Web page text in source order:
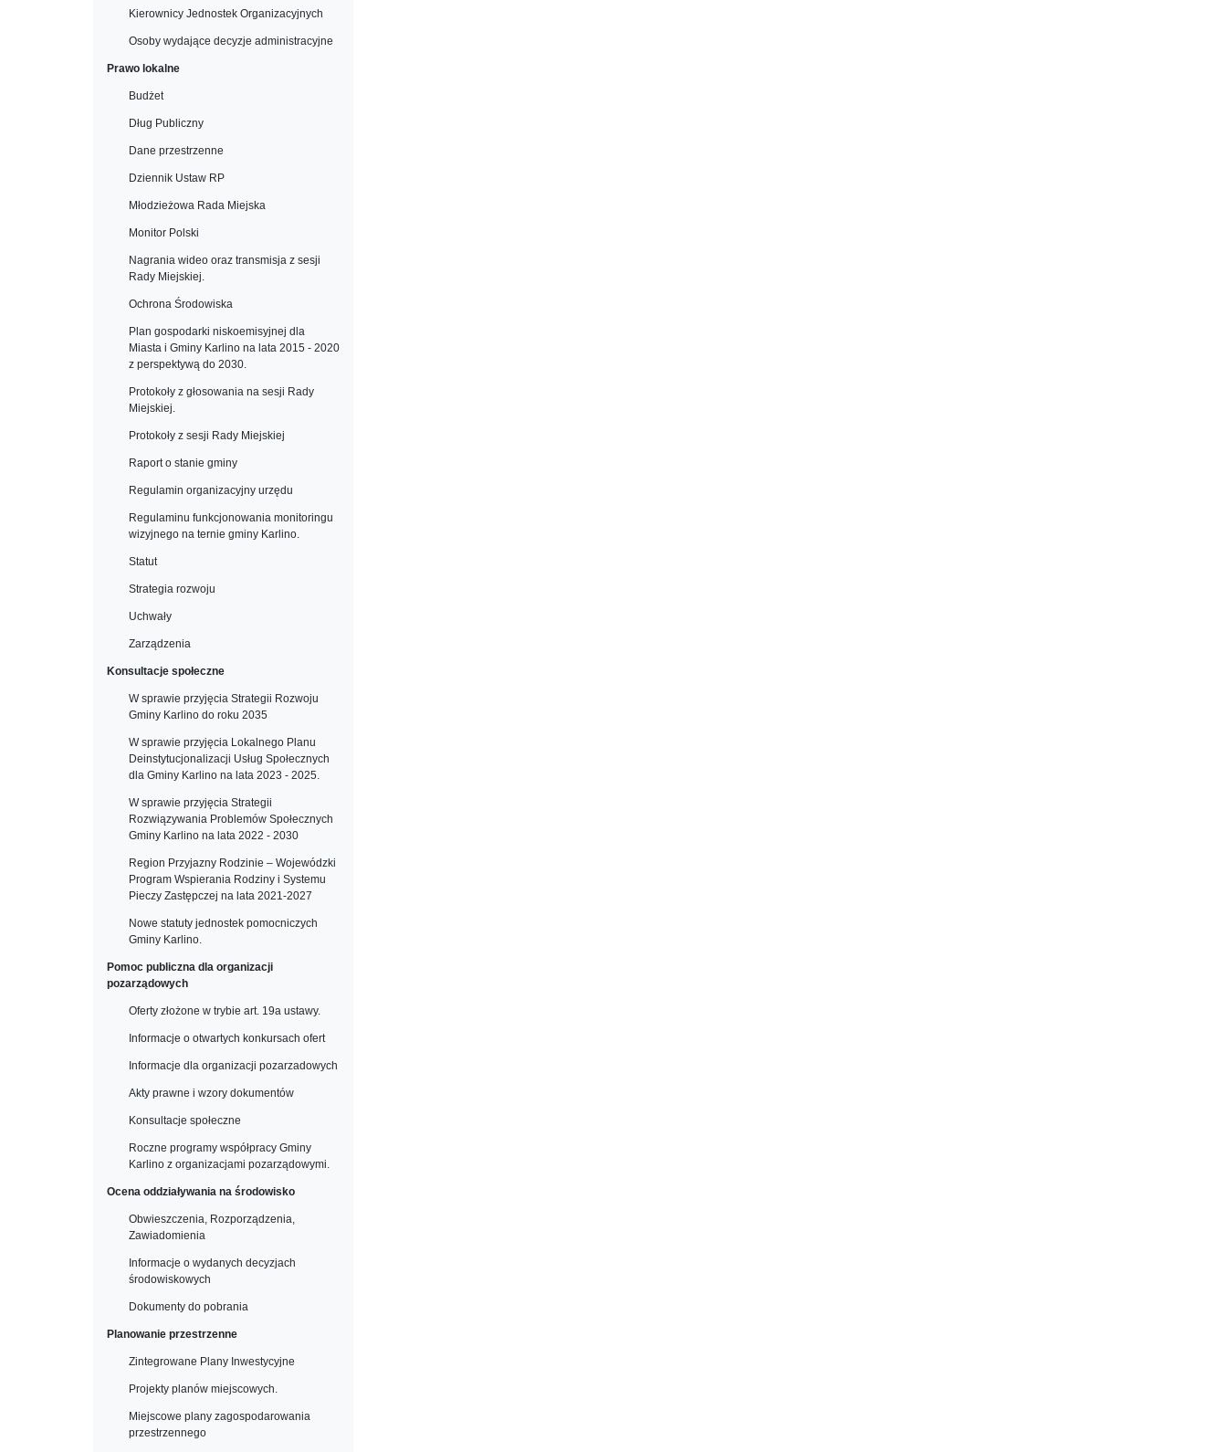
Kierownicy Jednostek Organizacyjnych
Osoby wydające decyzje administracyjne
Prawo lokalne
Budżet
Dług Publiczny
Dane przestrzenne
Dziennik Ustaw RP
Młodzieżowa Rada Miejska
Monitor Polski
Nagrania wideo oraz transmisja z sesji
Rady Miejskiej.
Ochrona Środowiska
Plan gospodarki niskoemisyjnej dla
Miasta i Gminy Karlino na lata 2015 - 2020
z perspektywą do 2030.
Protokoły z głosowania na sesji Rady
Miejskiej.
Protokoły z sesji Rady Miejskiej
Raport o stanie gminy
Regulamin organizacyjny urzędu
Regulaminu funkcjonowania monitoringu
wizyjnego na ternie gminy Karlino.
Statut
Strategia rozwoju
Uchwały
Zarządzenia
Konsultacje społeczne
W sprawie przyjęcia Strategii Rozwoju
Gminy Karlino do roku 2035
W sprawie przyjęcia Lokalnego Planu
Deinstytucjonalizacji Usług Społecznych
dla Gminy Karlino na lata 2023 - 2025.
W sprawie przyjęcia Strategii
Rozwiązywania Problemów Społecznych
Gminy Karlino na lata 2022 - 2030
Region Przyjazny Rodzinie – Wojewódzki
Program Wspierania Rodziny i Systemu
Pieczy Zastępczej na lata 2021-2027
Nowe statuty jednostek pomocniczych
Gminy Karlino.
Pomoc publiczna dla organizacji
pozarządowych
Oferty złożone w trybie art. 19a ustawy.
Informacje o otwartych konkursach ofert
Informacje dla organizacji pozarzadowych
Akty prawne i wzory dokumentów
Konsultacje społeczne
Roczne programy współpracy Gminy
Karlino z organizacjami pozarządowymi.
Ocena oddziaływania na środowisko
Obwieszczenia, Rozporządzenia,
Zawiadomienia
Informacje o wydanych decyzjach
środowiskowych
Dokumenty do pobrania
Planowanie przestrzenne
Zintegrowane Plany Inwestycyjne
Projekty planów miejscowych.
Miejscowe plany zagospodarowania
przestrzennego